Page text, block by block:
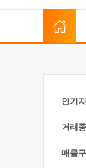
인기
거래
매물